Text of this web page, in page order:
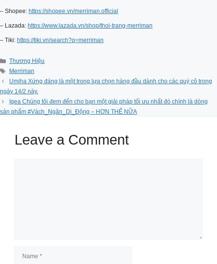
– Shopee: https://shopee.vn/merriman.official
– Lazada: https://www.lazada.vn/shop/thoi-trang-merriman
– Tiki: https://tiki.vn/search?q=merriman
Categories
Thương Hiệu
Tags
Merriman
Umiha Xứng đáng là một trong lựa chọn hàng đầu dành cho các quý cô trong
ngày 14/2 này.
Igea Chúng tôi đem đến cho bạn một giải pháp tối ưu nhất đó chính là dòng
sản phẩm #Vách_Ngăn_Di_Động – HƠN THẾ NỮA
Leave a Comment